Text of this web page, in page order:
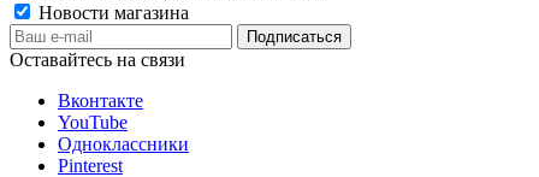
Новости магазина
Оставайтесь на связи
Вконтакте
YouTube
Одноклассники
Pinterest